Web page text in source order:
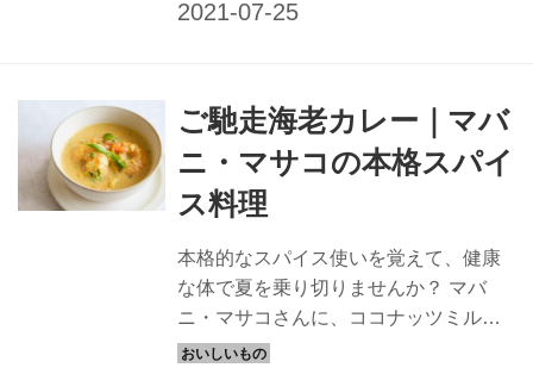
ご馳走海老カレー｜マバ
ニ・マサコの本格スパイ
ス料理
本格的なスパイス使いを覚えて、健康
な体で夏を乗り切りませんか？ マバ
ニ・マサコさんに、ココナッツミルク
を使った、クリーミーなカレーを教え